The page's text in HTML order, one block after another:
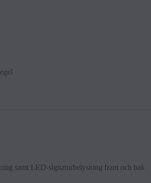
samt LED-sig­na­tur­belys­n­ing fram och bak